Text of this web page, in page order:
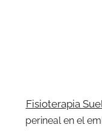
Fisioterapia
perineal en el